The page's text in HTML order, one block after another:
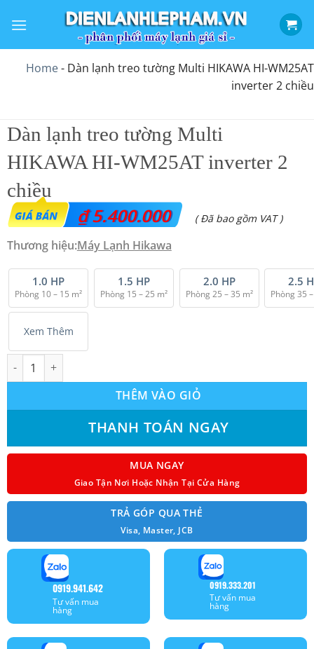
qua
Home- Dàn lạnh treo tường Multi HIKAWA HI-WM25AT
inverter 2 chiều
Dàn lạnh treo tường Multi
HIKAWA HI-WM25AT inverter 2
chiều
₫5.400.000 ( Đã bao gồm VAT )
Thương hiệu:Máy Lạnh Hikawa
1.0 HP
Phòng 10 – 15 m²
1.5 HP
Phòng 15 – 25 m²
2.0 HP
Phòng 25 – 35 m²
2.5
Phòng 35
Xem Thêm
Dàn lạnh treo tường Multi HIKAWA HI-WM25AT inverter 2
THÊM VÀO GIỎ
THANH TOÁN NGAY
MUA NGAY
Giao Tận Nơi Hoặc Nhận Tại Cửa Hàng
TRẢ GÓP QUA THẺ
Visa, Master, JCB
0919.941.642
Tư vấn mua
hàng
0919.333.201
Tư vấn mua
hàng